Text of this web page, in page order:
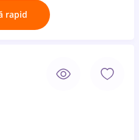
rapid